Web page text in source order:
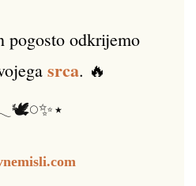
pogosto odkrijemo
srca. 🔥